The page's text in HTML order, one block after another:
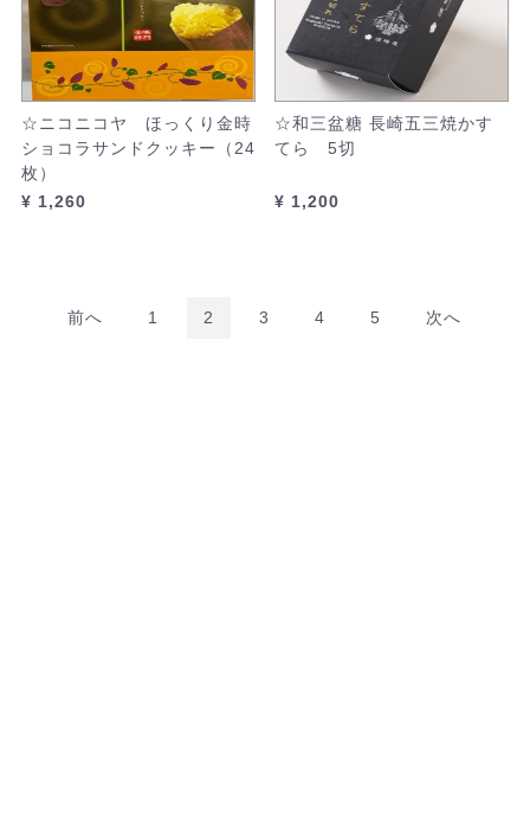
☆ニコニコヤ ほっくり金時
ショコラサンドクッキー（24
枚）
¥ 1,260
☆和三盆糖 長崎五三焼かす
てら 5切
¥ 1,200
前へ 1 2 3 4 5 次へ